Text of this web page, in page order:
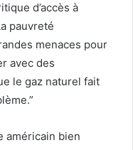
d’accès à
pauvreté
menaces pour
avec des
le gaz naturel fait
américain bien